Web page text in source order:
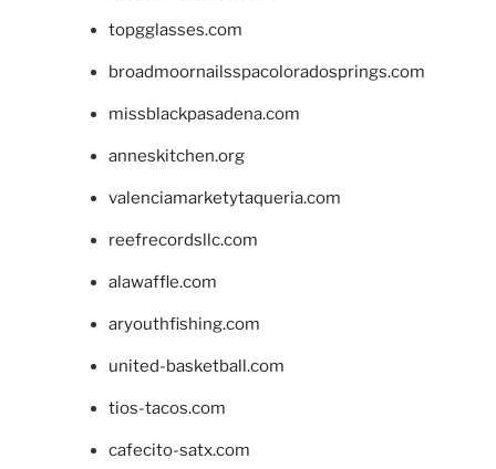
topgglasses.com
broadmoornailsspacoloradosprings.com
missblackpasadena.com
anneskitchen.org
valenciamarketytaqueria.com
reefrecordsllc.com
alawaffle.com
aryouthfishing.com
united-basketball.com
tios-tacos.com
cafecito-satx.com